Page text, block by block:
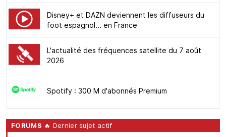
Disney+ et DAZN deviennent les diffuseurs du
foot espagnol... en France
L'actualité des fréquences satellite du 7 août
2026
Spotify : 300 M d'abonnés Premium
FORUMS 🔥 Dernier sujet actif